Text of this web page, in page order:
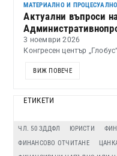
МАТЕРИАЛНО И
Актуални въпроси
3 ноември 2026
Конгресен център
ВИЖ ПОВЕЧЕ
ЕТИКЕТИ
ЧЛ. 50 ЗДДФЛ ЮРИСТИ
ФИНАНСОВО ОТЧИТАНЕ